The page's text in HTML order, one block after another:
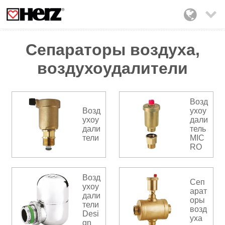

Сепараторы воздуха,
воздухоудалители
Возд
ухоу
дали
тели
Возд
ухоу
дали
тель
MIC
RO
Возд
ухоу
дали
тели
Desi
gn
Сеп
арат
оры
возд
уха